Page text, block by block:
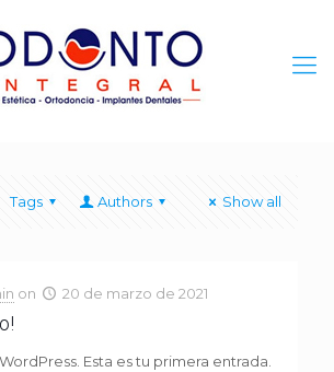
Tags Authors Show all
on 20 de marzo de 2021
Esta es tu primera entrada.